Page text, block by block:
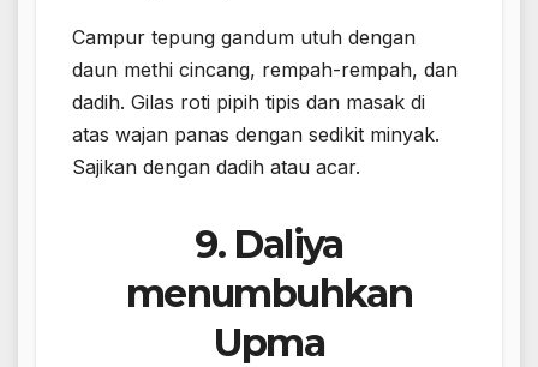
Campur tepung gandum utuh dengan
daun methi cincang, rempah-rempah, dan
dadih. Gilas roti pipih tipis dan masak di
atas wajan panas dengan sedikit minyak.
Sajikan dengan dadih atau acar.
9. Daliya
menumbuhkan
Upma